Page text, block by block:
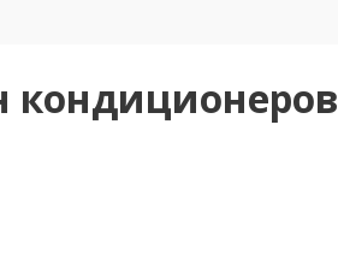
кондиционеров